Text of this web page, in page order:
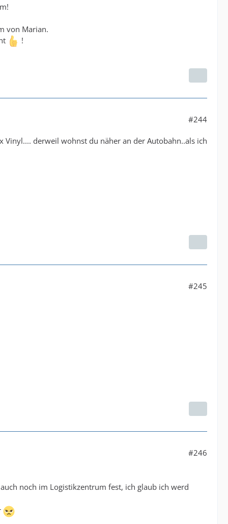
von Marian.
!
#244
derweil wohnst du näher an der Autobahn..als ich
#245
#246
noch im Logistikzentrum fest, ich glaub ich werd